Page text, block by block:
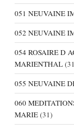
051 NEUVAINE
052 NEUVAINE
054 ROSAIRE D
MARIENTHAL
055 NEUVAINE
060
MARIE (31)